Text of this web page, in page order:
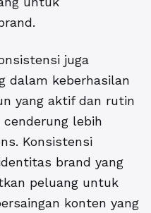
juga
dalam keberhasilan
yang aktif dan rutin
lebih
Konsistensi
brand yang
peluang untuk
konten yang